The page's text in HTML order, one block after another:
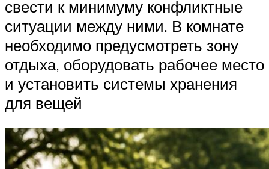
свести к минимуму конфликтные
ситуации между ними. В комнате
необходимо предусмотреть зону
отдыха, оборудовать рабочее место
и установить системы хранения
для вещей